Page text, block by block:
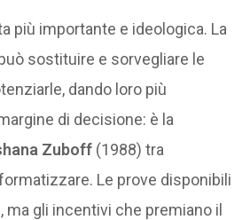
più importante e ideologica. La
sostituire e sorvegliare le
dando loro più
di decisione: è la
Zuboff (1988) tra
Le prove disponibili
ma gli incentivi che premiano il